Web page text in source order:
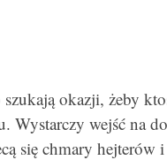
okazji, żeby
Wystarczy wejść na
się chmary hejterów